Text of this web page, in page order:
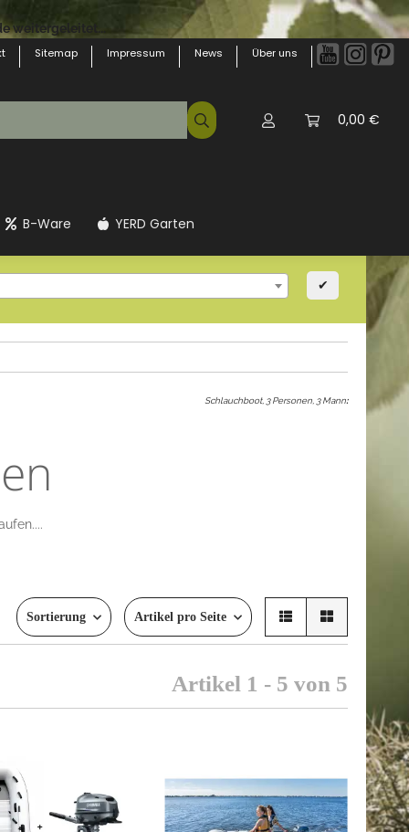
weitergeleitet...
Sitemap Impressum News Über uns
0,00 €
B-Ware YERD Garten
✔
Schlauchboot, 3 Personen, 3 Mann:
Sortierung Artikel pro Seite
Artikel 1 - 5 von 5